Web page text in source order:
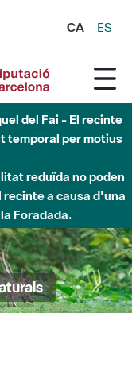
CA ES
del Fai - El recinte
temporal per motius
reduïda no poden
a causa d'una
Foradada.